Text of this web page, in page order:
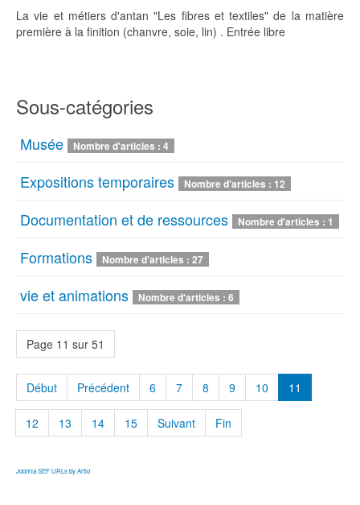
La vie et métiers d'antan "Les fibres et textiles" de la matière
première à la finition (chanvre, soie, lin) . Entrée libre
Sous-catégories
Musée Nombre d'articles : 4
Expositions temporaires Nombre d'articles : 12
Documentation et de ressources Nombre d'articles : 1
Formations Nombre d'articles : 27
vie et animations Nombre d'articles : 6
Page 11 sur 51
Début Précédent 6 7 8 9 10 11
12 13 14 15 Suivant Fin
Joomla SEF URLs by Artio